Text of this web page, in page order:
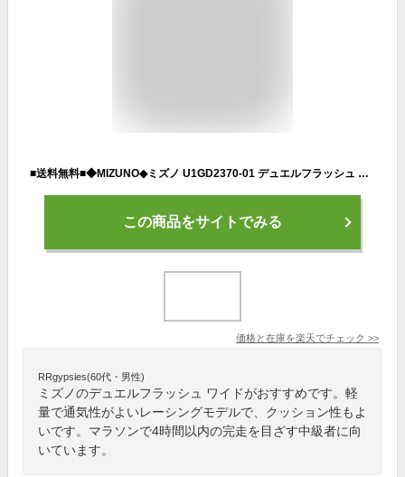
■送料無料■◆MIZUNO◆ミズノ U1GD2370-01 デュエルフラッシュ ワイド(陸上競技)[メンズ][01:ネイビー×シルバー×ブラック]メンズサイズ/部活/駅伝/中距離走/長距離走/マラソン/トラックレース対応【RCP】
この商品をサイトでみる
価格と在庫を楽天でチェック >>
RRgypsies(60代・男性)
ミズノのデュエルフラッシュ ワイドがおすすめです。軽
量で通気性がよいレーシングモデルで、クッション性もよ
いです。マラソンで4時間以内の完走を目ざす中級者に向
いています。